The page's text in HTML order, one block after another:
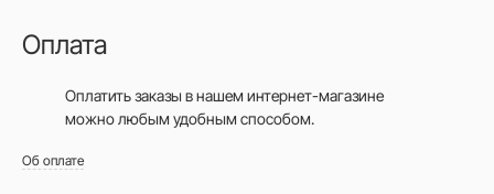
Оплата
Оплатить заказы в нашем интернет-магазине
можно любым удобным способом.
Об оплате